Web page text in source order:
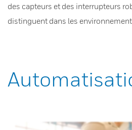
des capteurs et des interrupteurs
distinguent dans les